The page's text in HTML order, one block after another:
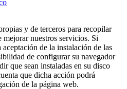
y de terceros para recopilar
nuestros servicios. Si
de la instalación de las
de configurar su navegador
que sean instaladas en su disco
que dicha acción podrá
de la página web.